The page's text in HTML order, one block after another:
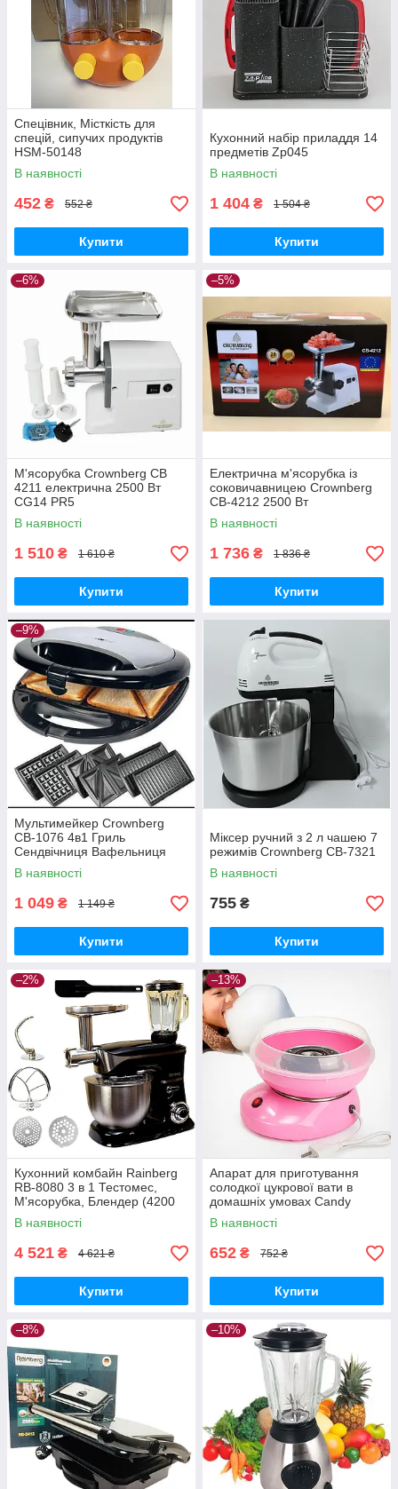
Спецівник, Місткість для
спецій, сипучих продуктів
HSM-50148
В наявності
452 ₴ 552 ₴
Купити
Кухонний набір приладдя 14
предметів Zp045
В наявності
1 404 ₴ 1 504 ₴
Купити
–6%
М'ясорубка Crownberg CB
4211 електрична 2500 Вт
CG14 PR5
В наявності
1 510 ₴ 1 610 ₴
Купити
–5%
Електрична м'ясорубка із
соковичавницею Crownberg
CB-4212 2500 Вт
В наявності
1 736 ₴ 1 836 ₴
Купити
–9%
Мультимейкер Crownberg
CB-1076 4в1 Гриль
Сендвічниця Вафельниця
Горішниця
В наявності
1 049 ₴ 1 149 ₴
Купити
Міксер ручний з 2 л чашею 7
режимів Crownberg CB-7321
В наявності
755 ₴
Купити
–2%
Кухонний комбайн Rainberg
RB-8080 3 в 1 Тестомес,
М'ясорубка, Блендер (4200
Вт) 5B
В наявності
4 521 ₴ 4 621 ₴
Купити
–13%
Апарат для приготування
солодкої цукрової вати в
домашніх умовах Candy
Maker
В наявності
652 ₴ 752 ₴
Купити
–8% –10%